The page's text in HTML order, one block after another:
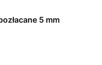
5 mm